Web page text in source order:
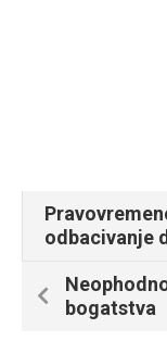
odbacivanje
bogatstva